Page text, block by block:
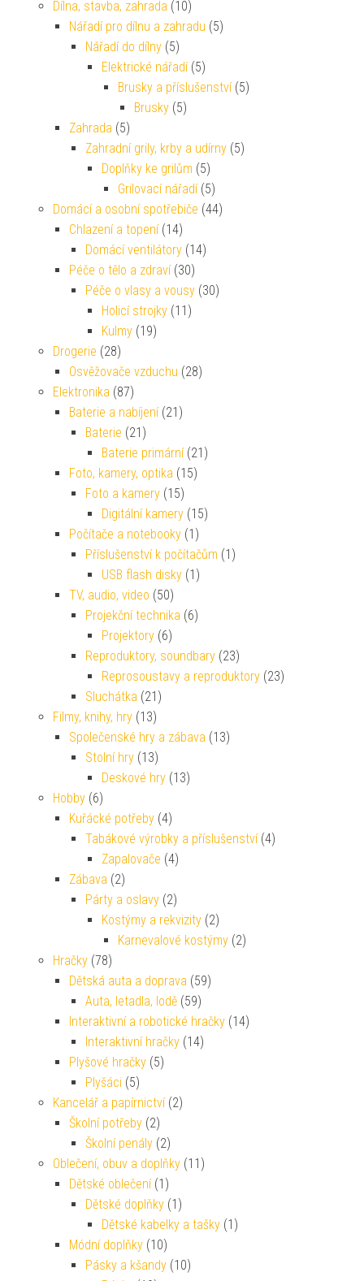
Dílna, stavba, zahrada (10)
Nářadí pro dílnu a zahradu (5)
Nářadí do dílny (5)
Elektrické nářadí (5)
Brusky a příslušenství (5)
Brusky (5)
Zahrada (5)
Zahradní grily, krby a udírny (5)
Doplňky ke grilům (5)
Grilovací nářadí (5)
Domácí a osobní spotřebiče (44)
Chlazení a topení (14)
Domácí ventilátory (14)
Péče o tělo a zdraví (30)
Péče o vlasy a vousy (30)
Holicí strojky (11)
Kulmy (19)
Drogerie (28)
Osvěžovače vzduchu (28)
Elektronika (87)
Baterie a nabíjení (21)
Baterie (21)
Baterie primární (21)
Foto, kamery, optika (15)
Foto a kamery (15)
Digitální kamery (15)
Počítače a notebooky (1)
Příslušenství k počítačům (1)
USB flash disky (1)
TV, audio, video (50)
Projekční technika (6)
Projektory (6)
Reproduktory, soundbary (23)
Reprosoustavy a reproduktory (23)
Sluchátka (21)
Filmy, knihy, hry (13)
Společenské hry a zábava (13)
Stolní hry (13)
Deskové hry (13)
Hobby (6)
Kuřácké potřeby (4)
Tabákové výrobky a příslušenství (4)
Zapalovače (4)
Zábava (2)
Párty a oslavy (2)
Kostýmy a rekvizity (2)
Karnevalové kostýmy (2)
Hračky (78)
Dětská auta a doprava (59)
Auta, letadla, lodě (59)
Interaktivní a robotické hračky (14)
Interaktivní hračky (14)
Plyšové hračky (5)
Plyšáci (5)
Kancelář a papírnictví (2)
Školní potřeby (2)
Školní penály (2)
Oblečení, obuv a doplňky (11)
Dětské oblečení (1)
Dětské doplňky (1)
Dětské kabelky a tašky (1)
Módní doplňky (10)
Pásky a kšandy (10)